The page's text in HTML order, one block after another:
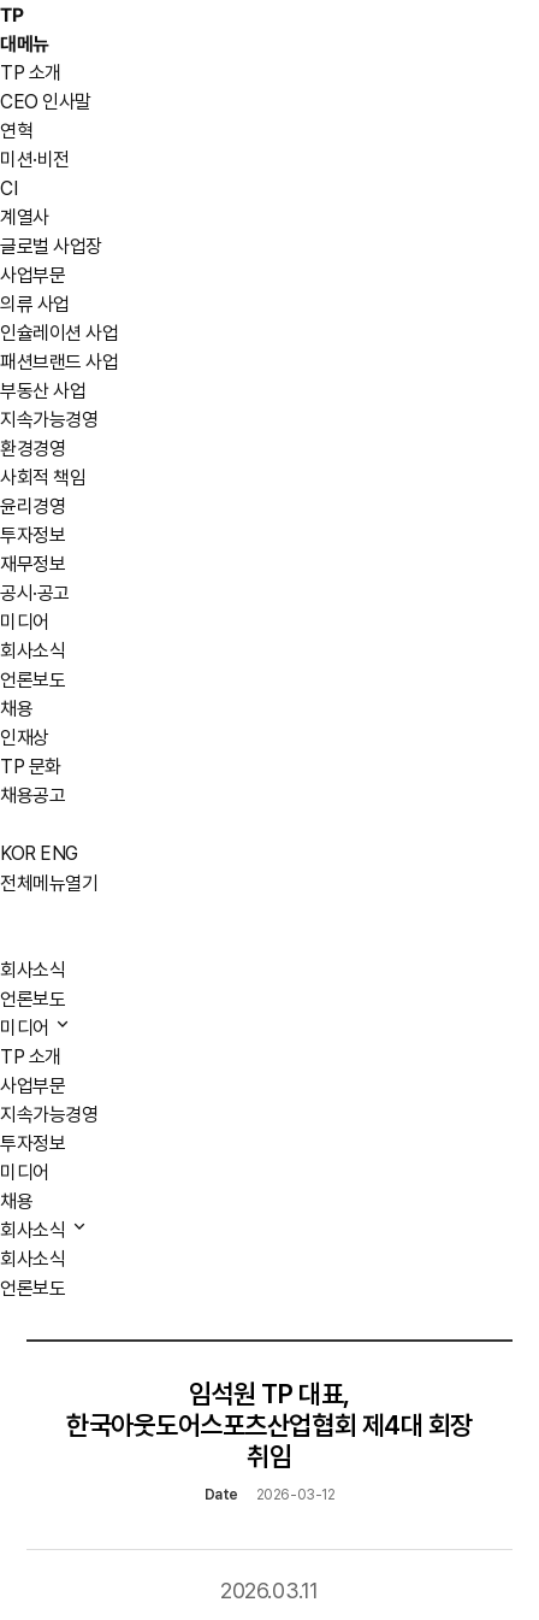
TP
대메뉴
TP 소개
CEO 인사말
연혁
미션·비전
CI
계열사
글로벌 사업장
사업부문
의류 사업
인슐레이션 사업
패션브랜드 사업
부동산 사업
지속가능경영
환경경영
사회적 책임
윤리경영
투자정보
재무정보
공시·공고
미디어
회사소식
언론보도
채용
인재상
TP 문화
채용공고
KOR ENG
전체메뉴열기
회사소식
언론보도
미디어
TP 소개
사업부문
지속가능경영
투자정보
미디어
채용
회사소식
회사소식
언론보도
임석원 TP 대표,
한국아웃도어스포츠산업협회 제4대 회장
취임
Date 2026-03-12
2026.03.11